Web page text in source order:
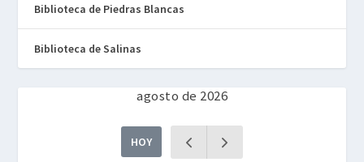
Biblioteca de Piedras Blancas
Biblioteca de Salinas
agosto de 2026
HOY